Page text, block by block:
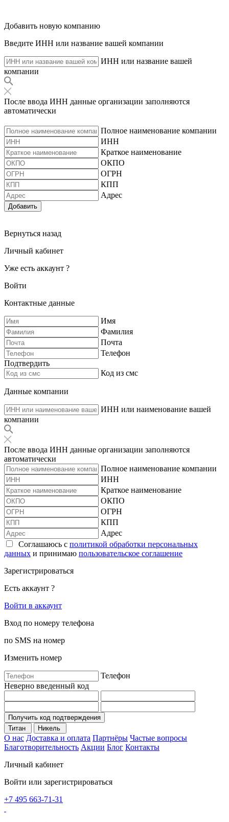
Добавить новую компанию
Введите ИНН или название вашей компании
ИНН или название вашей
компании
После ввода ИНН данные организации заполняются
автоматически
Полное наименование компании
ИНН
Краткое наименование
ОКПО
ОГРН
КПП
Адрес
Добавить
Вернуться назад
Личный кабинет
Уже есть аккаунт ?
Войти
Контактные данные
Имя
Фамилия
Почта
Телефон
Подтвердить
Код из смс
Данные компании
ИНН или наименование вашей
компании
После ввода ИНН данные организации заполняются
автоматически
Полное наименование компании
ИНН
Краткое наименование
ОКПО
ОГРН
КПП
Адрес
Соглашаюсь с политикой обработки персональных
данных и принимаю пользовательское соглашение
Зарегистрироваться
Есть аккаунт ?
Войти в аккаунт
Вход по номеру телефона
по SMS на номер
Изменить номер
Телефон
Неверно введенный код
Получить код подтверждения
Титан
Никель
О нас Доставка и оплата Партнёры Частые вопросы
Благотворительность Акции Блог Контакты
Личный кабинет
Войти или зарегистрироваться
+7 495 663-71-31